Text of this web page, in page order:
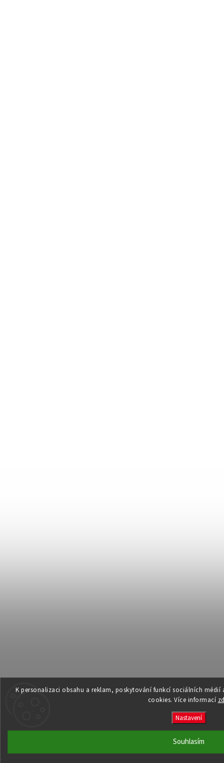
K personalizaci obsahu a reklam, poskytování funkcí sociálních
cookies. Více informací
Nastavení
Souhlasím